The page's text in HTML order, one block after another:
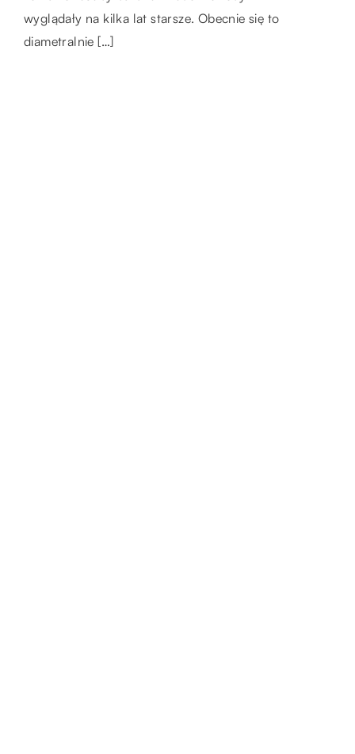
hydroksy (AHA). Od lat stosowany jest w
produktach do […]
wyglądały na kilka lat starsze. Obecnie się to
diametralnie […]